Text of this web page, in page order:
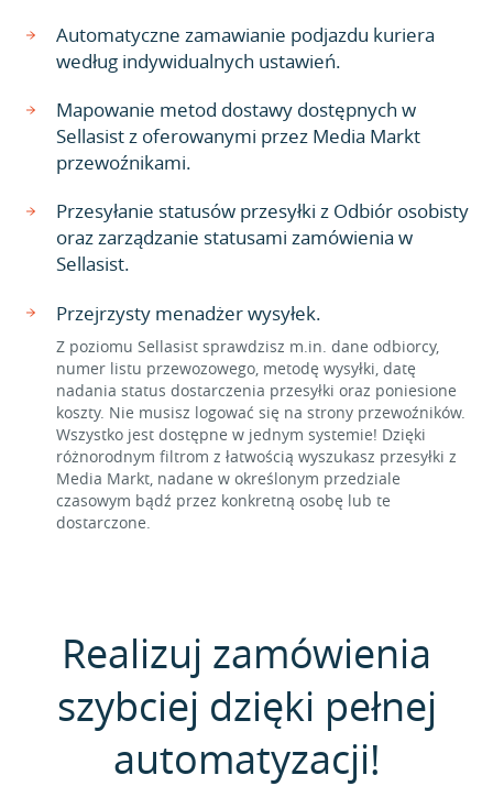
Automatyczne zamawianie podjazdu kuriera
według indywidualnych ustawień.
Mapowanie metod dostawy dostępnych w
Sellasist z oferowanymi przez Media Markt
przewoźnikami.
Przesyłanie statusów przesyłki z Odbiór osobisty
oraz zarządzanie statusami zamówienia w
Sellasist.
Przejrzysty menadżer wysyłek.
Z poziomu Sellasist sprawdzisz m.in. dane odbiorcy,
numer listu przewozowego, metodę wysyłki, datę
nadania status dostarczenia przesyłki oraz poniesione
koszty. Nie musisz logować się na strony przewoźników.
Wszystko jest dostępne w jednym systemie! Dzięki
różnorodnym filtrom z łatwością wyszukasz przesyłki z
Media Markt, nadane w określonym przedziale
czasowym bądź przez konkretną osobę lub te
dostarczone.
Realizuj zamówienia
szybciej dzięki pełnej
automatyzacji!